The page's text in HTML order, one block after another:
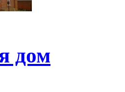
дом